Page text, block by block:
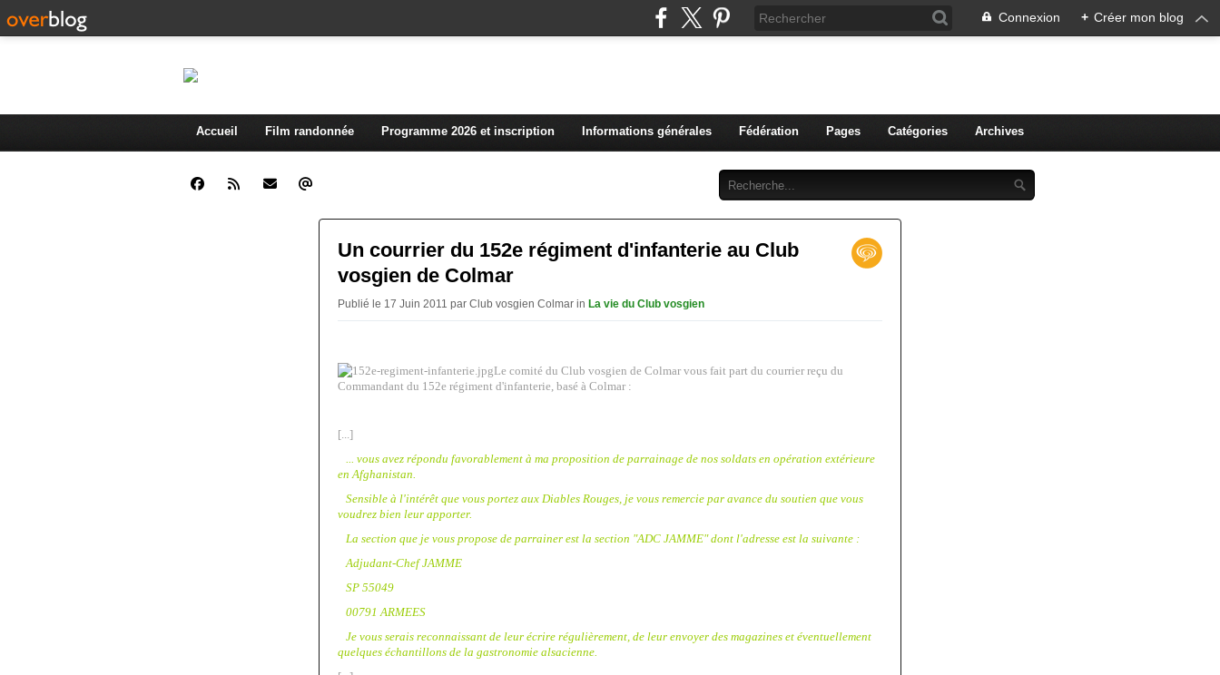
Connexion + Créer mon blog
Accueil Film randonnée Programme 2026 et inscription Informations générales Fédération Pages Catégories Archives
Un courrier du 152e régiment d'infanterie au Club
vosgien de Colmar
Publié le 17 Juin 2011 par Club vosgien Colmar in La vie du Club vosgien
Le comité du Club vosgien de Colmar vous fait part du courrier reçu du
Commandant du 152e régiment d'infanterie, basé à Colmar :
[...]
... vous avez répondu favorablement à ma proposition de parrainage de nos soldats en opération extérieure
en Afghanistan.
Sensible à l'intérêt que vous portez aux Diables Rouges, je vous remercie par avance du soutien que vous
voudrez bien leur apporter.
La section que je vous propose de parrainer est la section "ADC JAMME" dont l'adresse est la suivante :
Adjudant-Chef JAMME
SP 55049
00791 ARMEES
Je vous serais reconnaissant de leur écrire régulièrement, de leur envoyer des magazines et éventuellement
quelques échantillons de la gastronomie alsacienne.